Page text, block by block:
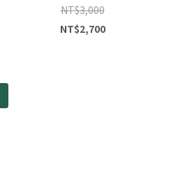
NT$3,000
NT$2,700